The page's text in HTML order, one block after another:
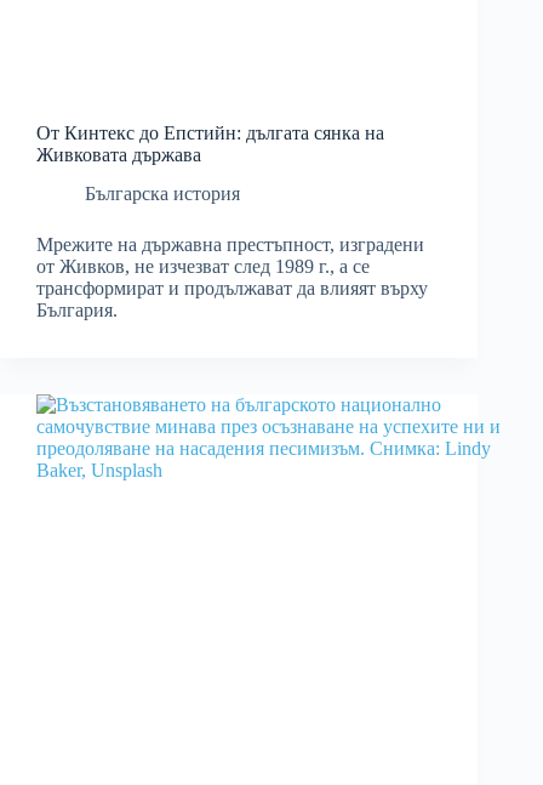
От Кинтекс до Епстийн: дългата сянка на
Живковата държава
Българска история
Мрежите на държавна престъпност, изградени
от Живков, не изчезват след 1989 г., а се
трансформират и продължават да влияят върху
България.